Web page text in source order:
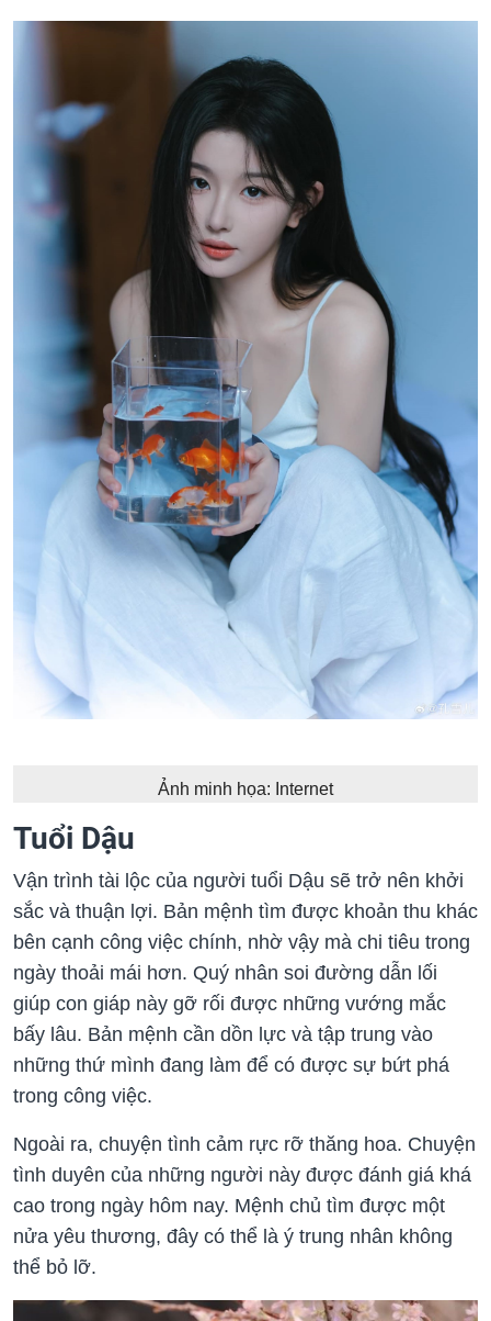
Ảnh minh họa: Internet
Tuổi Dậu
Vận trình tài lộc của người tuổi Dậu sẽ trở nên khởi
sắc và thuận lợi. Bản mệnh tìm được khoản thu khác
bên cạnh công việc chính, nhờ vậy mà chi tiêu trong
ngày thoải mái hơn. Quý nhân soi đường dẫn lối
giúp con giáp này gỡ rối được những vướng mắc
bấy lâu. Bản mệnh cần dồn lực và tập trung vào
những thứ mình đang làm để có được sự bứt phá
Ngoài ra, chuyện tình cảm rực rỡ thăng hoa. Chuyện
tình duyên của những người này được đánh giá khá
cao trong ngày hôm nay. Mệnh chủ tìm được một
nửa yêu thương, đây có thể là ý trung nhân không
thể bỏ lỡ.